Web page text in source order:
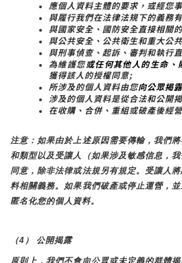
應個人資料主體的要求，或經您
與履行我們在法律法規下的義務
與國家安全、國防安全直接相關
與公共安全、公共衛生和重大公
與刑事偵查、起訴、審判和執行
為維護您或任何其他人的生命、
獲得該人的授權同意;
所涉及的個人資料由您向公眾揭露
涉及的個人資料是從合法和公開
在收購、合併、重組或破產後經
注意：如果由於上述原因需要傳輸，我們
和類型以及受讓人（如果涉及敏感信息，
同意，除非法律或法規另有規定。受讓人
料相關義務。如果我們破產或停止運營，
匿名化您的個人資料。
（4） 公開揭露
原則上，我們不會向公眾或未定義的群體